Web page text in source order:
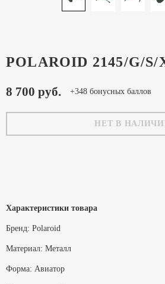
POLAROID 2145/G/S/
8 700 руб. +348 бонусных баллов
НЕТ В
Характеристики товара
Бренд: Polaroid
Материал: Металл
Форма: Авиатор